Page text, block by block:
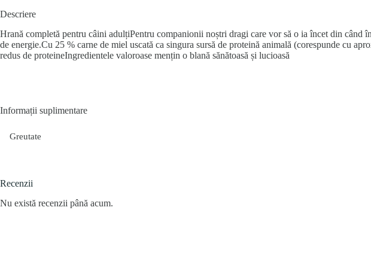
Descriere
Hrană completă pentru câini adulțiPentru companionii noștri dragi care vor să o ia încet din când
de energie.Cu 25 % carne de miel uscată ca singura sursă de proteină animală (corespunde cu
redus de proteineIngredientele valoroase mențin o blană sănătoasă și lucioasă
Informații suplimentare
Greutate
Recenzii
Nu există recenzii până acum.